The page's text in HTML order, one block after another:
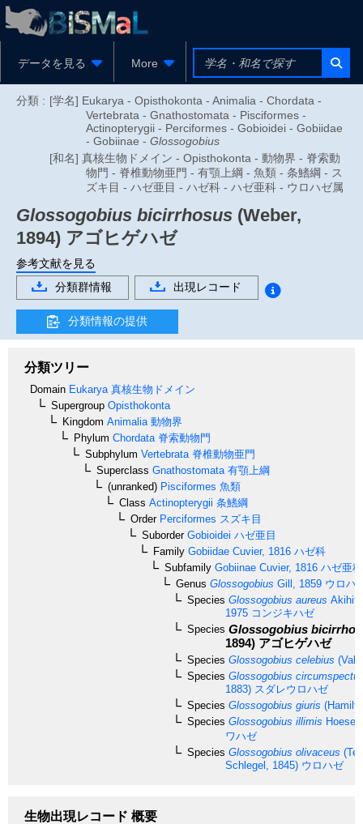
データを見る More
分類 : [学名] Eukarya - Opisthokonta - Animalia - Chordata -
Vertebrata - Gnathostomata - Pisciformes -
Actinopterygii - Perciformes - Gobioidei - Gobiidae
- Gobiinae - Glossogobius
[和名] 真核生物ドメイン - Opisthokonta - 動物界 - 脊索動
物門 - 脊椎動物亜門 - 有顎上綱 - 魚類 - 条鰭綱 - ス
ズキ目 - ハゼ亜目 - ハゼ科 - ハゼ亜科 - ウロハゼ属
Glossogobius bicirrhosus (Weber,
1894) アゴヒゲハゼ
参考文献を見る
分類群情報
出現レコード
分類情報の提供
分類ツリー
Domain Eukarya 真核生物ドメイン
Supergroup Opisthokonta
Kingdom Animalia 動物界
Phylum Chordata 脊索動物門
Subphylum Vertebrata 脊椎動物亜門
Superclass Gnathostomata 有顎上綱
(unranked) Pisciformes 魚類
Class Actinopterygii 条鰭綱
OrderPerciformes スズキ目
SuborderGobioidei ハゼ亜目
Family Gobiidae Cuvier, 1816 ハゼ科
Subfamily Gobiinae Cuvier, 1816 ハゼ亜科
Genus Glossogobius Gill, 1859 ウロハ
Species Glossogobius aureus
1975 コンジキハゼ
Species Glossogobius
1894) アゴヒゲハゼ
Species Glossogobius celebius
Species Glossogobius
1883) スダレウロハゼ
Species Glossogobius giuris
Species Glossogobius illimis Hoese
ワハゼ
Species Glossogobius olivaceus
Schlegel, 1845) ウロハゼ
生物出現レコード 概要